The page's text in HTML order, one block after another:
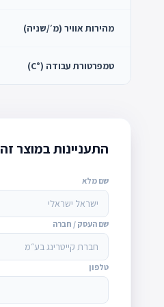
מהירות אוויר (מ׳/שניה)
טמפרטורת עבודה (°C)
התעניינות במוצר זה
שם מלא
שם העסק / חברה
טלפון